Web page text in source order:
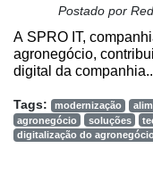
Postado por
A SPRO IT,
agronegócio,
digital da
Tags: modernização
agronegócio
soluções
digitalização do